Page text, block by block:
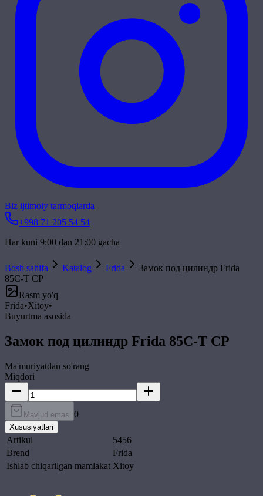
Biz ijtimoiy tarmoqlarda
+998 71 205 54 54
Har kuni 9:00 dan 21:00 gacha
Bosh sahifa Katalog Frida
Замок под цилиндр Frida
85C-T CP
Rasm yo'q
Frida•Xitoy•
Buyurtma asosida
Замок под цилиндр Frida 85C-T CP
Ma'muriyatdan so'rang
Miqdori
Mavjud emas 0
Xususiyatlari
Artikul
5456
Brend
Frida
Ishlab chiqarilgan mamlakat Xitoy